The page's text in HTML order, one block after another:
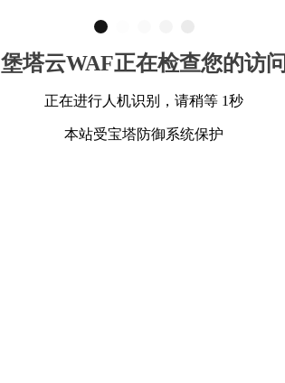
堡塔云WAF正在检查您的访问
正在进行人机识别，请稍等 1秒
本站受宝塔防御系统保护